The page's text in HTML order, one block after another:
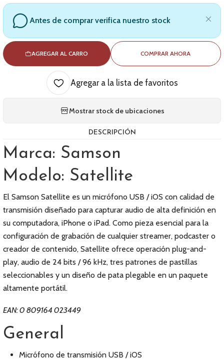
Antes de comprar verifica nuestro stock
AGREGAR AL CARRO COMPRAR AHORA
Agregar a la lista de favoritos
Mostrar stock de ubicaciones
DESCRIPCIÓN
Marca: Samson
Modelo: Satellite
El Samson Satellite es un micrófono USB / iOS con calidad de
transmisión diseñado para capturar audio de alta definición en
su computadora, iPhone o iPad. Como pieza esencial para la
configuración de grabación de cualquier streamer, podcaster o
creador de contenido, Satellite ofrece operación plug-and-
play, audio de 24 bits / 96 kHz, tres patrones de pastillas
seleccionables y un diseño de pata plegable en un paquete
altamente portátil.
EAN: 0 809164 023449
General
Micrófono de transmisión USB / iOS